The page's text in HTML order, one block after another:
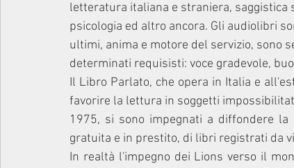
letteratura italiana e straniera, saggistica
psicologia ed altro ancora. Gli audiolibri
ultimi, anima e motore del servizio, sono
determinati requisisti: voce gradevole,
Il Libro Parlato, che opera in Italia e
favorire la lettura in soggetti
1975, si sono impegnati a diffondere
gratuita e in prestito, di libri registrati da
In realtà l'impegno dei Lions verso il